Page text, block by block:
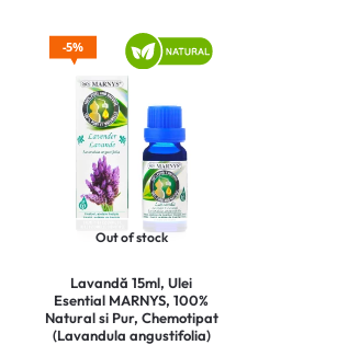
Out of stock
5%
Lavandă 15ml, Ulei
Esential MARNYS, 100%
Natural si Pur, Chemotipat
(Lavandula angustifolia)